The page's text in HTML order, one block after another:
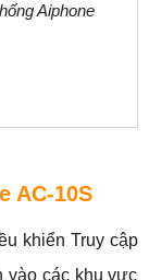
Aiphone
AC-10S
khiển Truy cập
vào các khu vực